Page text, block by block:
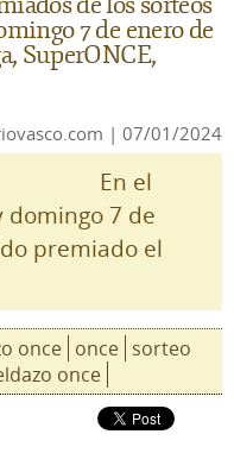
7 de enero de
SuperONCE,
| 07/01/2024
En el
domingo 7 de
premiado el
once once sorteo
once